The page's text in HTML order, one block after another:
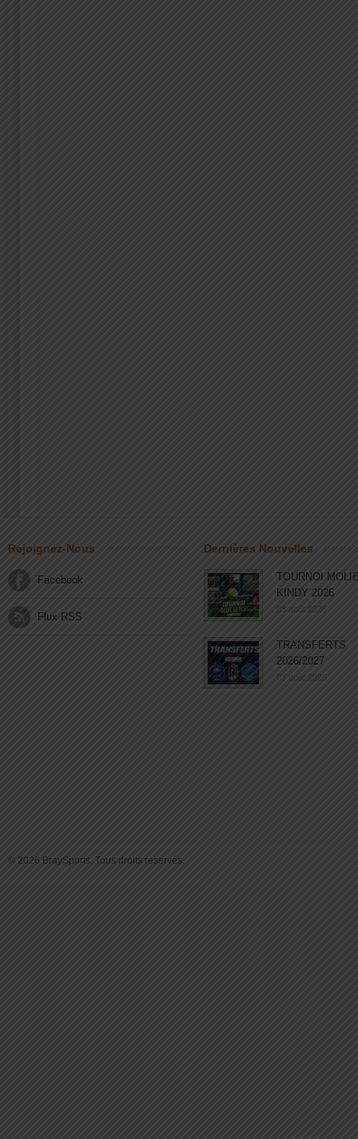
Rejoignez-Nous
Facebook
Flux RSS
Dernières Nouvelles
TOURNOI
KINDY 2026
03 août 2026
TRANSFERTS
2026/2027
03 août 2026
© 2026 BraySports. Tous droits reservés.